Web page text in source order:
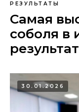
РЕЗУЛЬТАТЫ
Самая
соболя в
30.01.2026